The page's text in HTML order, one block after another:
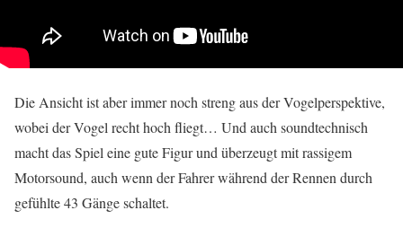
Die Ansicht ist aber immer noch streng aus der Vogelperspektive,
wobei der Vogel recht hoch fliegt… Und auch soundtechnisch
macht das Spiel eine gute Figur und überzeugt mit rassigem
Motorsound, auch wenn der Fahrer während der Rennen durch
gefühlte 43 Gänge schaltet.